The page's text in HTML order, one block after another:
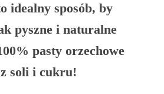
idealny sposób, by
pyszne i naturalne
pasty orzechowe
soli i cukru!